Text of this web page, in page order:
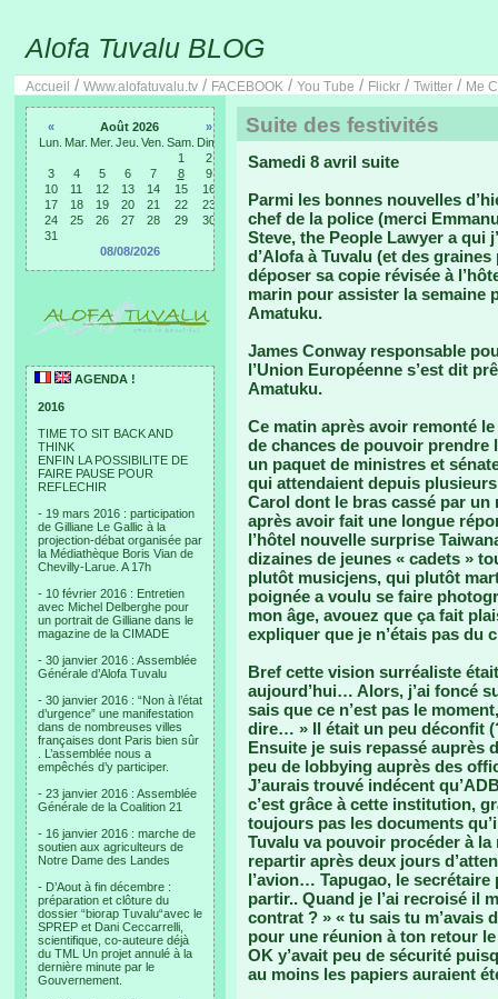
Alofa Tuvalu BLOG
Accueil / Www.alofatuvalu.tv / FACEBOOK / You Tube / Flickr / Twitter / Me
« Août 2026
»
Lun. Mar. Mer. Jeu. Ven. Sam. Dim.
1
2
3
4 5 6 7 8
9
10
11 12 13 14 15
16
17
18 19 20 21 22
23
24
25 26 27 28 29
30
31
08/08/2026
AGENDA !
2016
TIME TO SIT BACK AND
THINK
ENFIN LA POSSIBILITE DE
FAIRE PAUSE POUR
REFLECHIR
- 19 mars 2016 : participation
de Gilliane Le Gallic à la
projection-débat organisée par
la Médiathèque Boris Vian de
Chevilly-Larue. A 17h
- 10 février 2016 : Entretien
avec Michel Delberghe pour
un portrait de Gilliane dans le
magazine de la CIMADE
- 30 janvier 2016 : Assemblée
Générale d’Alofa Tuvalu
- 30 janvier 2016 : “Non à l’état
d’urgence” une manifestation
dans de nombreuses villes
françaises dont Paris bien sûr
. L’assemblée nous a
empêchés d’y participer.
- 23 janvier 2016 : Assemblée
Générale de la Coalition 21
- 16 janvier 2016 : marche de
soutien aux agriculteurs de
Notre Dame des Landes
- D’Aout à fin décembre :
préparation et clôture du
dossier “biorap Tuvalu“avec le
SPREP et Dani Ceccarrelli,
scientifique, co-auteure déjà
du TML Un projet annulé à la
dernière minute par le
Gouvernement.
Suite des festivités
Samedi 8 avril suite
Parmi les bonnes nouvelles
chef de la police (merci
Steve, the People Lawyer a qui
d’Alofa à Tuvalu (et des
déposer sa copie révisée à
marin pour assister la semaine
Amatuku.
James Conway responsable
l’Union Européenne s’est dit
Amatuku.
Ce matin après avoir remonté
de chances de pouvoir prendre
un paquet de ministres et
qui attendaient depuis
Carol dont le bras cassé par
après avoir fait une longue
l’hôtel nouvelle surprise
dizaines de jeunes « cadets »
plutôt musicjens, qui plutôt
poignée a voulu se faire
mon âge, avouez que ça fait
expliquer que je n’étais pas du
Bref cette vision surréaliste
aujourd’hui… Alors, j’ai foncé
sais que ce n’est pas le
dire… » Il était un peu déconfit
Ensuite je suis repassé auprès
peu de lobbying auprès des
J’aurais trouvé indécent
c’est grâce à cette institution,
toujours pas les documents
Tuvalu va pouvoir procéder à
repartir après deux jours
l’avion… Tapugao, le secrétaire
partir.. Quand je l’ai recroisé il
contrat ? » « tu sais tu m’avais
pour une réunion à ton retour
OK y’avait peu de sécurité
au moins les papiers auraient